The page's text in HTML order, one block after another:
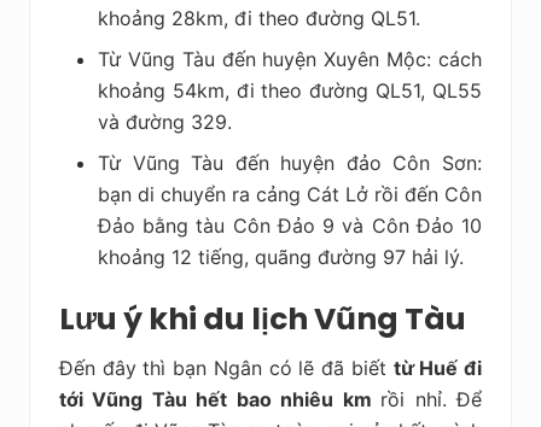
khoảng 28km, đi theo đường QL51.
Từ Vũng Tàu đến huyện Xuyên Mộc: cách
khoảng 54km, đi theo đường QL51, QL55
và đường 329.
Từ Vũng Tàu đến huyện đảo Côn Sơn:
bạn di chuyển ra cảng Cát Lở rồi đến Côn
Đảo bằng tàu Côn Đảo 9 và Côn Đảo 10
khoảng 12 tiếng, quãng đường 97 hải lý.
Lưu ý khi du lịch Vũng Tàu
Đến đây thì bạn Ngân có lẽ đã biết từ Huế đi
tới Vũng Tàu hết bao nhiêu km rồi nhỉ. Để